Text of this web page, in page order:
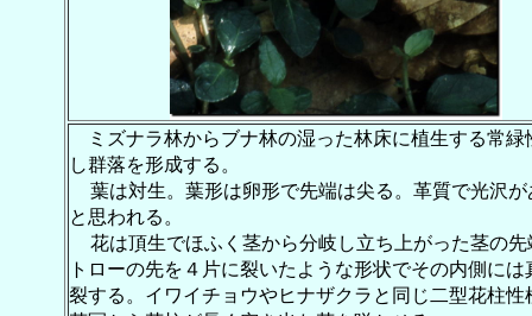
ミズナラ林からブナ林の湿った林床に植生する常
し群落を形成する。
葉は対生。葉形は卵形で先端は尖る。革質で光沢
と思われる。
花は頂生でほふく茎から分岐し立ち上がった茎の
トローの先を４片に裂いたような形状でその内側に
裂する。イワイチョウやヒナザクラと同じ二型花柱